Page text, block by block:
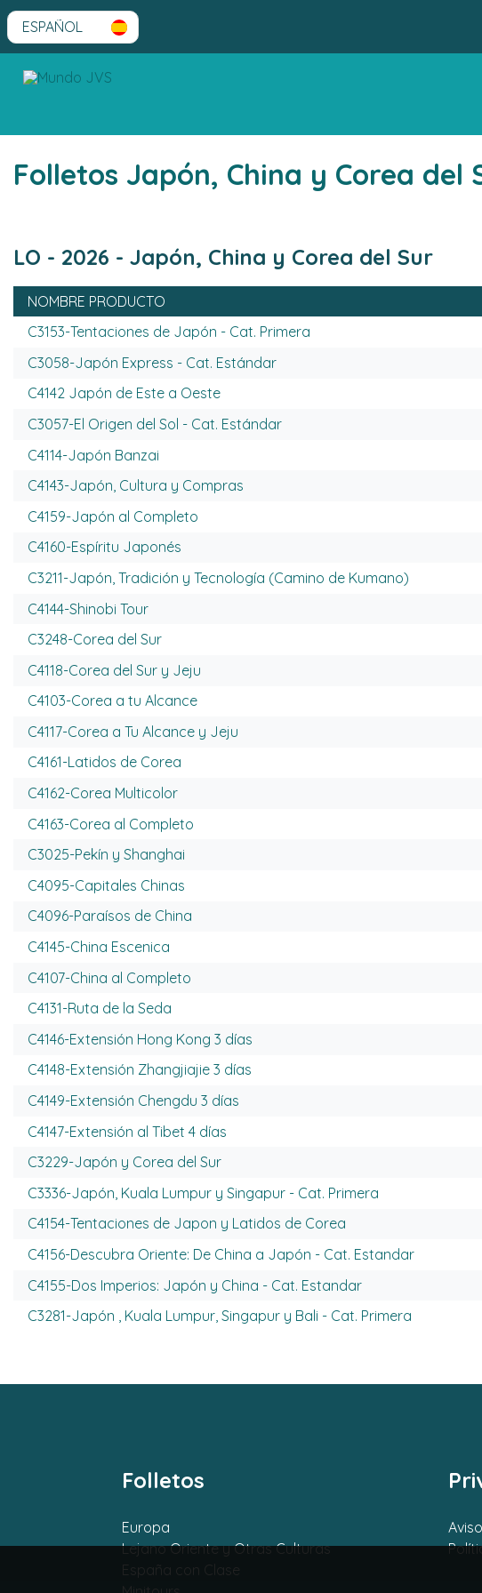
Folletos Japón, China y Corea del
LO - 2026 - Japón, China y Corea del Sur
NOMBRE PRODUCTO
C3153-Tentaciones de Japón - Cat. Primera
C3058-Japón Express - Cat. Estándar
C4142 Japón de Este a Oeste
C3057-El Origen del Sol - Cat. Estándar
C4114-Japón Banzai
C4143-Japón, Cultura y Compras
C4159-Japón al Completo
C4160-Espíritu Japonés
C3211-Japón, Tradición y Tecnología (Camino de Kumano)
C4144-Shinobi Tour
C3248-Corea del Sur
C4118-Corea del Sur y Jeju
C4103-Corea a tu Alcance
C4117-Corea a Tu Alcance y Jeju
C4161-Latidos de Corea
C4162-Corea Multicolor
C4163-Corea al Completo
C3025-Pekín y Shanghai
C4095-Capitales Chinas
C4096-Paraísos de China
C4145-China Escenica
C4107-China al Completo
C4131-Ruta de la Seda
C4146-Extensión Hong Kong 3 días
C4148-Extensión Zhangjiajie 3 días
C4149-Extensión Chengdu 3 días
C4147-Extensión al Tibet 4 días
C3229-Japón y Corea del Sur
C3336-Japón, Kuala Lumpur y Singapur - Cat. Primera
C4154-Tentaciones de Japon y Latidos de Corea
C4156-Descubra Oriente: De China a Japón - Cat. Estandar
C4155-Dos Imperios: Japón y China - Cat. Estandar
C3281-Japón , Kuala Lumpur, Singapur y Bali - Cat. Primera
Folletos
Europa
Lejano Oriente y Otras Culturas
España con Clase